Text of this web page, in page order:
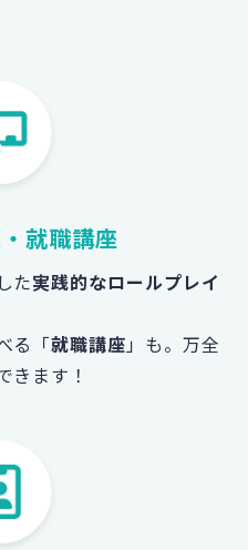
就職講座
た実践的なロールプレイ
る「就職講座 」も。万全
きます！